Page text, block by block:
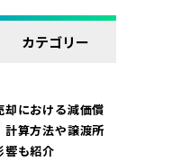
カテゴリー
却における減価償
計算方法や譲渡所
響も紹介